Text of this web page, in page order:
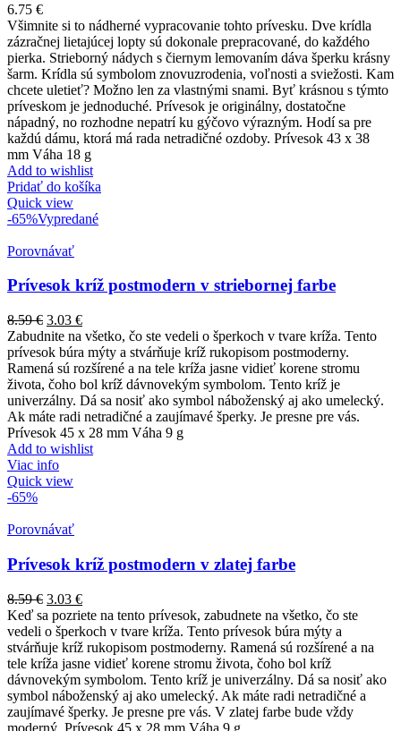
6.75 €
Všimnite si to nádherné vypracovanie tohto prívesku. Dve krídla
zázračnej lietajúcej lopty sú dokonale prepracované, do každého
pierka. Strieborný nádych s čiernym lemovaním dáva šperku krásny
šarm. Krídla sú symbolom znovuzrodenia, voľnosti a sviežosti. Kam
chcete uletieť? Možno len za vlastnými snami. Byť krásnou s týmto
príveskom je jednoduché. Prívesok je originálny, dostatočne
nápadný, no rozhodne nepatrí ku gýčovo výrazným. Hodí sa pre
každú dámu, ktorá má rada netradičné ozdoby. Prívesok 43 x 38
mm Váha 18 g
Add to wishlist
Pridať do košíka
Quick view
-65%Vypredané
Porovnávať
Prívesok kríž postmodern v striebornej farbe
8.59€ 3.03 €
Zabudnite na všetko, čo ste vedeli o šperkoch v tvare kríža. Tento
prívesok búra mýty a stvárňuje kríž rukopisom postmoderny.
Ramená sú rozšírené a na tele kríža jasne vidieť korene stromu
života, čoho bol kríž dávnovekým symbolom. Tento kríž je
univerzálny. Dá sa nosiť ako symbol náboženský aj ako umelecký.
Ak máte radi netradičné a zaujímavé šperky. Je presne pre vás.
Prívesok 45 x 28 mm Váha 9 g
Add to wishlist
Viac info
Quick view
-65%
Porovnávať
Prívesok kríž postmodern v zlatej farbe
8.59€ 3.03 €
Keď sa pozriete na tento prívesok, zabudnete na všetko, čo ste
vedeli o šperkoch v tvare kríža. Tento prívesok búra mýty a
stvárňuje kríž rukopisom postmoderny. Ramená sú rozšírené a na
tele kríža jasne vidieť korene stromu života, čoho bol kríž
dávnovekým symbolom. Tento kríž je univerzálny. Dá sa nosiť ako
symbol náboženský aj ako umelecký. Ak máte radi netradičné a
zaujímavé šperky. Je presne pre vás. V zlatej farbe bude vždy
moderný. Prívesok 45 x 28 mm Váha 9 g